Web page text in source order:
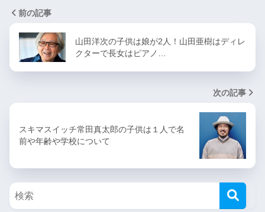
前の記事
山田洋次の子供は娘が2人！山田亜樹はディレ
クターで長女はピアノ…
次の記事
スキマスイッチ常田真太郎の子供は１人で名
前や年齢や学校について